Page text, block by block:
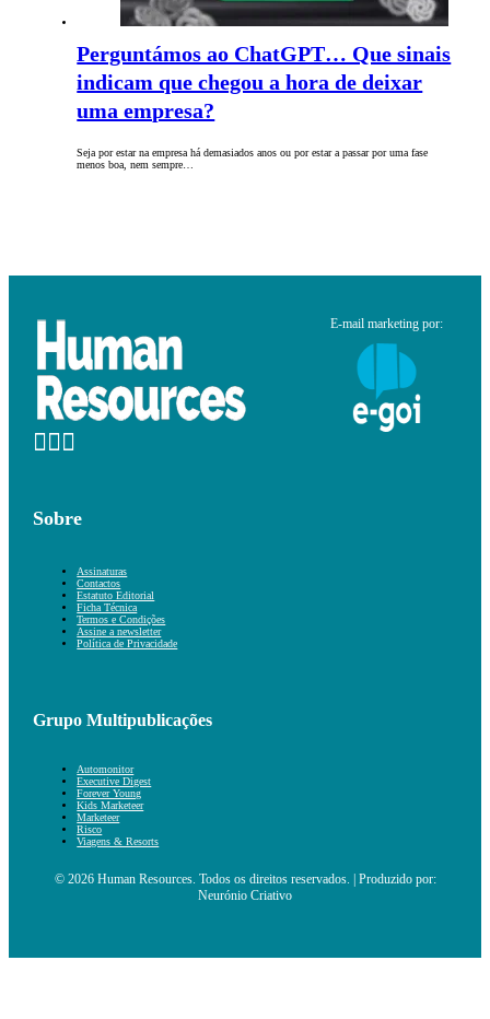
Perguntámos ao ChatGPT… Que sinais
indicam que chegou a hora de deixar
uma empresa?
Seja por estar na empresa há demasiados anos ou por estar a passar por uma fase
menos boa, nem sempre…
E-mail marketing por:
Sobre
Assinaturas
Contactos
Estatuto Editorial
Ficha Técnica
Termos e Condições
Assine a newsletter
Política de Privacidade
Grupo Multipublicações
Automonitor
Executive Digest
Forever Young
Kids Marketeer
Marketeer
Risco
Viagens & Resorts
© 2026 Human Resources. Todos os direitos reservados. | Produzido por:
Neurónio Criativo